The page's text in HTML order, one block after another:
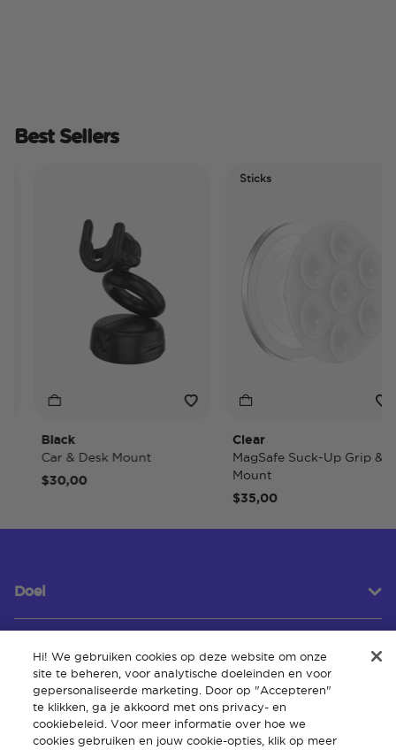
Best Sellers
Black
Car & Desk Mount
$30,00
Sticks
Clear
MagSafe Suck-Up Grip &
Mount
$35,00
Doel
Klantenservice
Over
Hi! We gebruiken cookies op deze website om onze
site te beheren, voor analytische doeleinden en voor
gepersonaliseerde marketing. Door op "Accepteren"
te klikken, ga je akkoord met ons privacy- en
cookiebeleid. Voor meer informatie over hoe we
cookies gebruiken en jouw cookie-opties, klik op meer